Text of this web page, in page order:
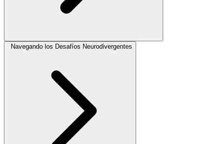
Navegando los Desafíos Neurodivergentes